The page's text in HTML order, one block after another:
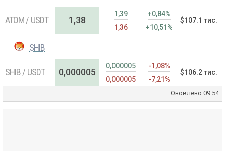
ATOM / USDT 1,38
1,39
1,36
+0,84%
+10,51%
$107.1 тис.
SHIB
SHIB / USDT 0,000005
0,000005
0,000005
-1,08%
-7,21%
$106.2 тис.
Оновлено 09:54